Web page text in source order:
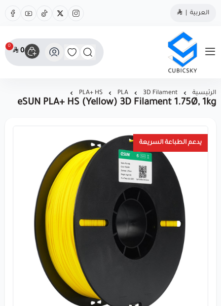
العربية
مؤسسة كيوبك سكاي
0
0
الرئيسية 3D Filament
PLA
PLA+ HS
eSUN PLA+ HS (Yellow) 3D Filament 1.75Ø, 1kg
يدعم الطباعة السريعة